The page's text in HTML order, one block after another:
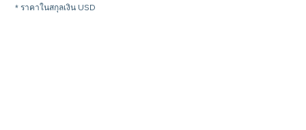
* ราคาในสกุลเงิน USD